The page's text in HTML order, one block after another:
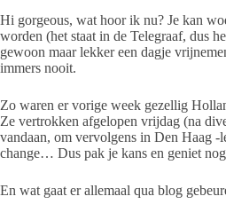
Hi gorgeous, wat hoor ik nu? Je kan
worden (het staat in de Telegraaf, dus
gewoon maar lekker een dagje
immers nooit.
Zo waren er vorige week gezellig
Ze vertrokken afgelopen vrijdag (na
vandaan, om vervolgens in Den Haag
change… Dus pak je kans en geniet
En wat gaat er allemaal qua blog